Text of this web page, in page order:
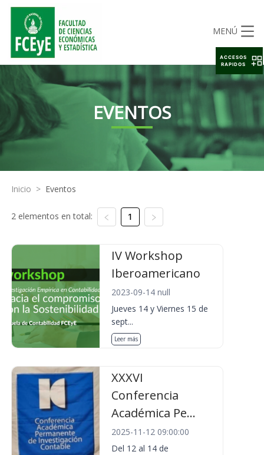
MENÚ
EVENTOS
Inicio > Eventos
2 elementos en total: 1
IV Workshop
Iberoamericano
2023-09-14 null
Jueves 14 y Viernes 15 de
sept...
Leer más
XXXVI
Conferencia
Académica Pe...
2025-11-12 09:00:00
Del 12 al 14 de
ACCESOS
RAPIDOS